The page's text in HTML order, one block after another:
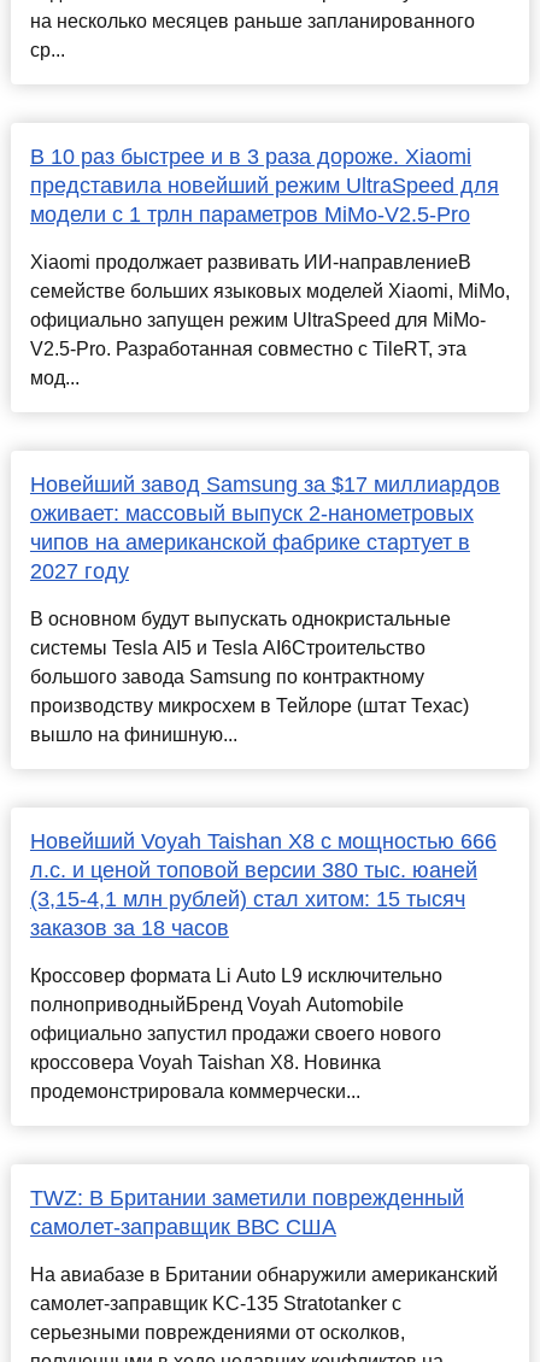
на несколько месяцев раньше запланированного
ср...
В 10 раз быстрее и в 3 раза дороже. Xiaomi
представила новейший режим UltraSpeed для
модели с 1 трлн параметров MiMo-V2.5-Pro
Xiaomi продолжает развивать ИИ-направлениеВ
семействе больших языковых моделей Xiaomi, MiMo,
официально запущен режим UltraSpeed для MiMo-
V2.5-Pro. Разработанная совместно с TileRT, эта
мод...
Новейший завод Samsung за $17 миллиардов
оживает: массовый выпуск 2-нанометровых
чипов на американской фабрике стартует в
2027 году
В основном будут выпускать однокристальные
системы Tesla AI5 и Tesla AI6Строительство
большого завода Samsung по контрактному
производству микросхем в Тейлоре (штат Техас)
вышло на финишную...
Новейший Voyah Taishan X8 с мощностью 666
л.с. и ценой топовой версии 380 тыс. юаней
(3,15-4,1 млн рублей) стал хитом: 15 тысяч
заказов за 18 часов
Кроссовер формата Li Auto L9 исключительно
полноприводныйБренд Voyah Automobile
официально запустил продажи своего нового
кроссовера Voyah Taishan X8. Новинка
продемонстрировала коммерчески...
TWZ: В Британии заметили поврежденный
самолет-заправщик ВВС США
На авиабазе в Британии обнаружили американский
самолет-заправщик KC-135 Stratotanker с
серьезными повреждениями от осколков,